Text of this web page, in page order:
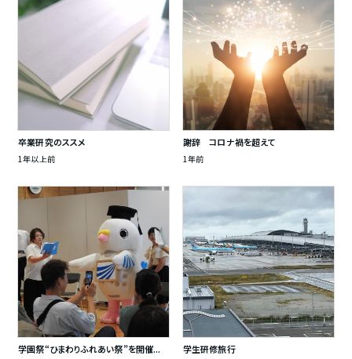
卒業研究のススメ
1年以上前
謝辞 コロナ禍を超えて
1年前
学園祭“ひまわりふれあい祭”を開催... 学生研修旅行